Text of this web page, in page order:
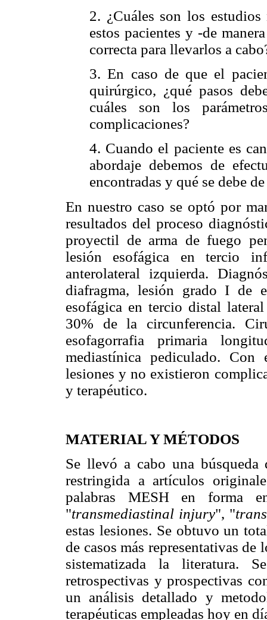
2. ¿Cuáles son los estudios
estos pacientes y -de
correcta para llevarlos a
3. En caso de que el
quirúrgico, ¿qué pasos
cuáles son los
complicaciones?
4. Cuando el paciente es
abordaje debemos de
encontradas y qué se debe
En nuestro caso se optó por
resultados del proceso
proyectil de arma de fuego
lesión esofágica en tercio
anterolateral izquierda.
diafragma, lesión grado I de
esofágica en tercio distal
30% de la circunferencia.
esofagorrafia primaria
mediastínica pediculado.
lesiones y no existieron
y terapéutico.
MATERIAL Y MÉTODOS
Se llevó a cabo una
restringida a artículos
palabras MESH en forma
"transmediastinal injury", "
estas lesiones. Se obtuvo un
de casos más representativas
sistematizada la literatura.
retrospectivas y prospectivas
un análisis detallado y
terapéuticas empleadas hoy en